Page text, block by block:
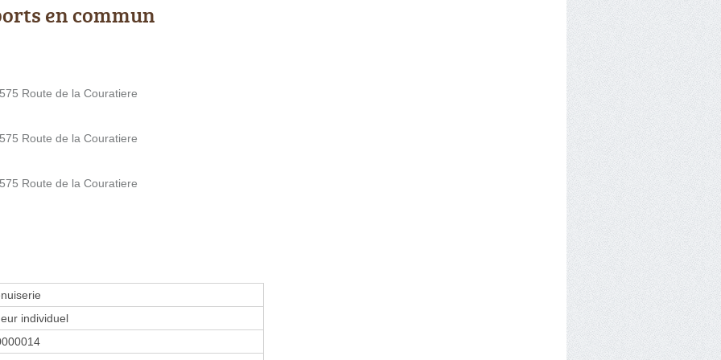
en commun
Route de la Couratiere
Route de la Couratiere
Route de la Couratiere
individuel